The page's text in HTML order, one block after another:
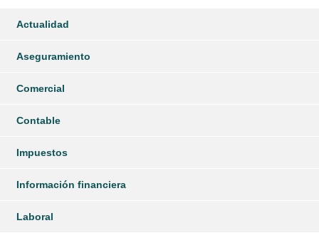
Actualidad
Aseguramiento
Comercial
Contable
Impuestos
Información financiera
Laboral